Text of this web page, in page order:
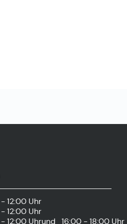
12:00 Uhr
12:00 Uhr
12:00 Uhrund 16:00 - 18:00 Uhr